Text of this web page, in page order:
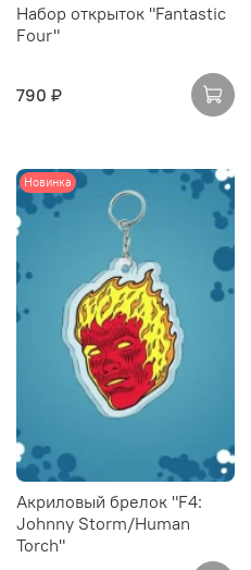
Набор открыток "Fantastic
Four"
790 ₽
Новинка
Акриловый брелок "F4:
Johnny Storm/Human
Torch"